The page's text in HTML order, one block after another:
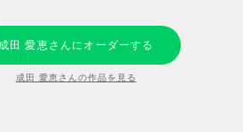
成田 愛恵さんにオーダーする
成田 愛恵さんの作品を見る